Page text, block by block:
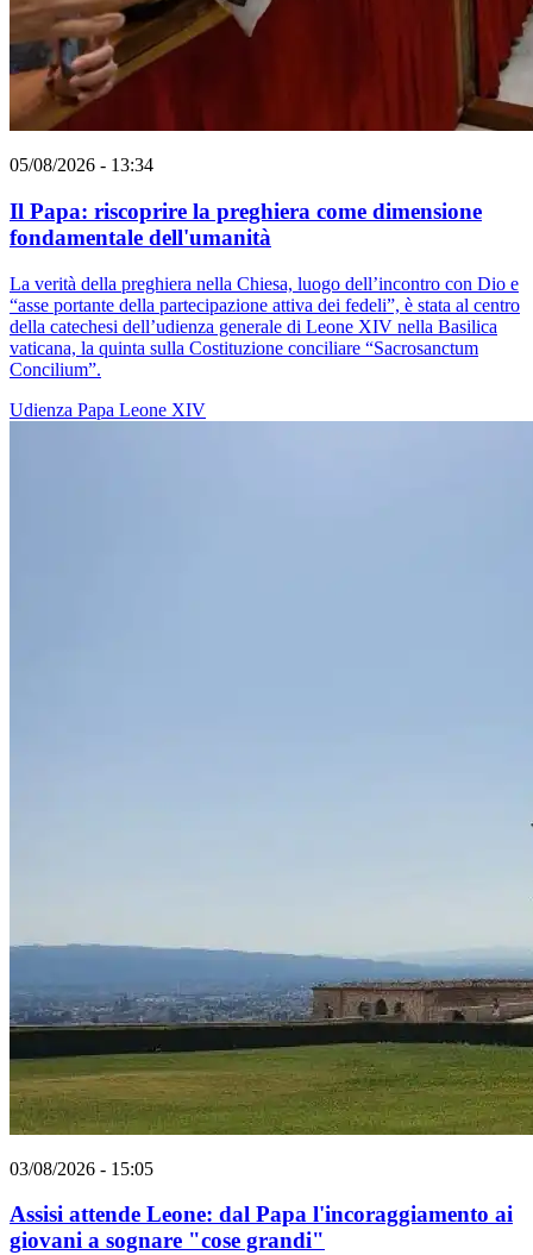
05/08/2026 - 13:34
Il Papa: riscoprire la preghiera come dimensione
fondamentale dell'umanità
La verità della preghiera nella Chiesa, luogo dell’incontro con Dio e
“asse portante della partecipazione attiva dei fedeli”, è stata al centro
della catechesi dell’udienza generale di Leone XIV nella Basilica
vaticana, la quinta sulla Costituzione conciliare “Sacrosanctum
Concilium”.
Udienza Papa Leone XIV
03/08/2026 - 15:05
Assisi attende Leone: dal Papa l'incoraggiamento ai
giovani a sognare "cose grandi"